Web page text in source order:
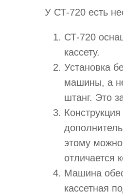
У СТ‑720 есть
СТ‑720
кассету.
Установка
машины, а
штанг. Это
этому
отличается
Машина
кассетная